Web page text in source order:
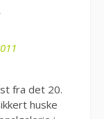
fra det 20.
huske